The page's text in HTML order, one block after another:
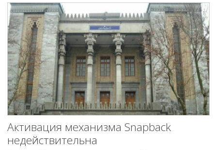
Активация механизма Snapback
недействительна